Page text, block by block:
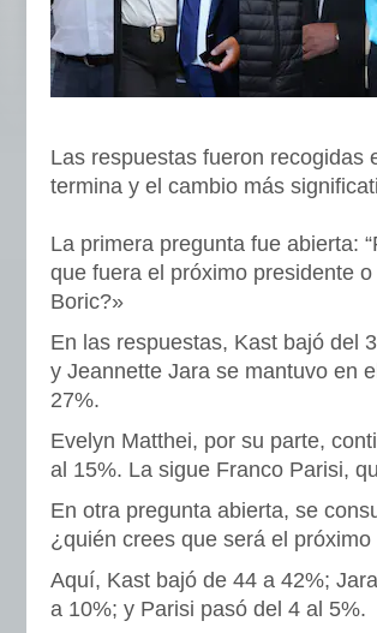
Las respuestas fueron recogidas
termina y el cambio más
La primera pregunta fue abierta:
que fuera el próximo presidente
Boric?»
En las respuestas, Kast bajó del
y Jeannette Jara se mantuvo en
27%.
Evelyn Matthei, por su parte,
al 15%. La sigue Franco Parisi,
En otra pregunta abierta, se
¿quién crees que será el
Aquí, Kast bajó de 44 a 42%;
a 10%; y Parisi pasó del 4 al 5%.